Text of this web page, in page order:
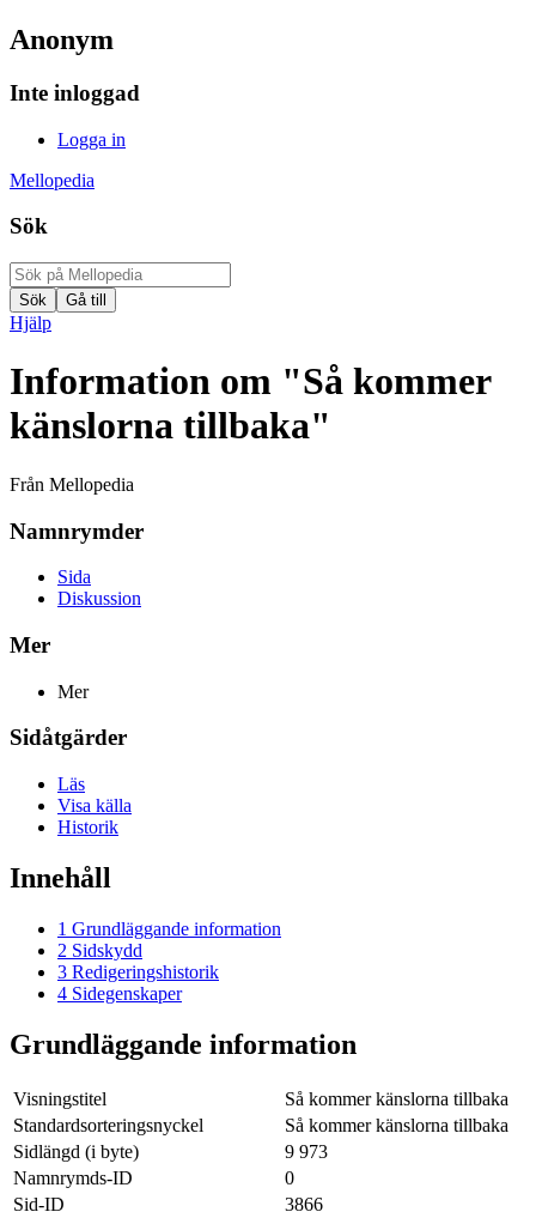
Anonym
Inte inloggad
Logga in
Mellopedia
Sök
Hjälp
Information om "Så kommer
känslorna tillbaka"
Från Mellopedia
Namnrymder
Sida
Diskussion
Mer
Mer
Sidåtgärder
Läs
Visa källa
Historik
Innehåll
1 Grundläggande information
2 Sidskydd
3 Redigeringshistorik
4 Sidegenskaper
Grundläggande information
Visningstitel
Så kommer känslorna tillbaka
Standardsorteringsnyckel
Så kommer känslorna tillbaka
Sidlängd (i byte)
9 973
Namnrymds-ID
0
Sid-ID
3866